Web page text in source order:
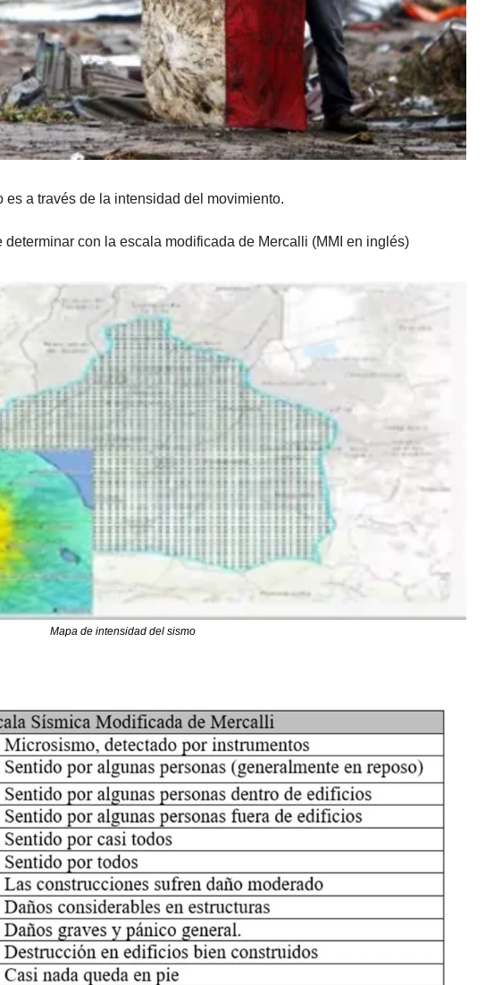
es a través de la intensidad del movimiento.
con la escala modificada de Mercalli (MMI en inglés)
Mapa de intensidad del sismo